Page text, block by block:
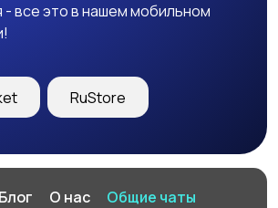
- все это в нашем мобильном
RuStore
Блог О нас
Общие чаты